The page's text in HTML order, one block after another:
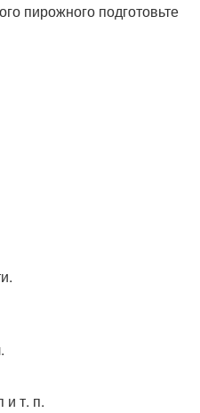
пирожного подготовьте
т. п.